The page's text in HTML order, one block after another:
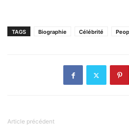
TAGS Biographie Célébrité
Article précédent